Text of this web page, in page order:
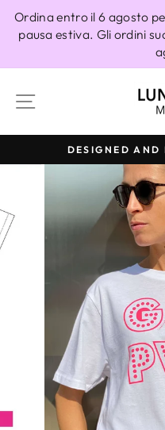
direttamente
Ordina entro il 6 agosto
pausa estiva. Gli ordini
NAVIGAZIONE
DESIGNED AND